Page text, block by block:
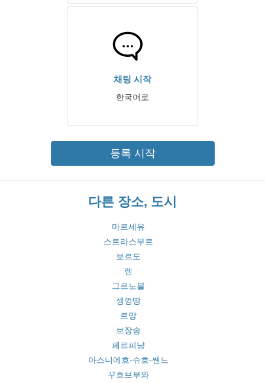
채팅 시작
한국어로
등록 시작
다른 장소, 도시
마르세유
스트라스부르
보르도
렌
그르노블
셍껑땅
르망
브장송
페르피냥
아스니에흐-슈흐-쎈느
꾸흐브부와